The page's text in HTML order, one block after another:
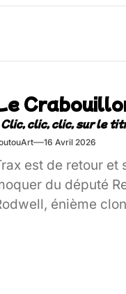
Festival –
16 Avril 2026
est de retour et
du député
énième